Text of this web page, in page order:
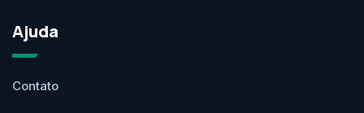
Ajuda
Contato